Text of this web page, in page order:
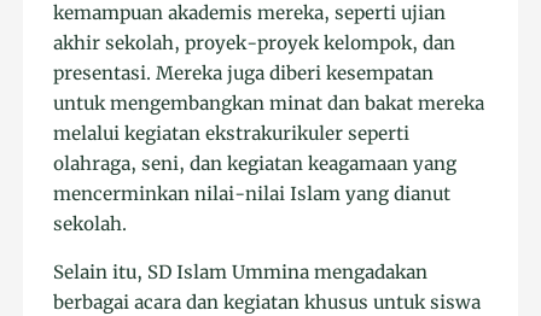
kemampuan akademis mereka, seperti ujian
akhir sekolah, proyek-proyek kelompok, dan
presentasi. Mereka juga diberi kesempatan
untuk mengembangkan minat dan bakat mereka
melalui kegiatan ekstrakurikuler seperti
olahraga, seni, dan kegiatan keagamaan yang
mencerminkan nilai-nilai Islam yang dianut
sekolah.
Selain itu, SD Islam Ummina mengadakan
berbagai acara dan kegiatan khusus untuk siswa